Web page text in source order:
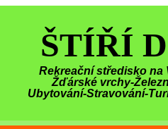
ŠTÍŘÍ
Rekreační středisko na
Žďárské vrchy-
Ubytování-Stravování-